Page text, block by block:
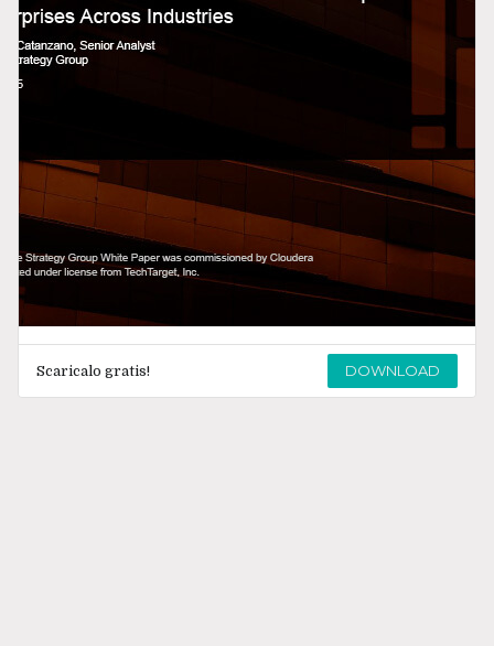
Scaricalo gratis! DOWNLOAD